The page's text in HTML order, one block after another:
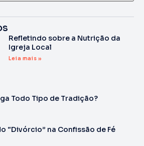
Refletindo sobre a Nutrição da
Igreja Local
Leia mais »
Todo Tipo de Tradição?
“Divórcio” na Confissão de Fé